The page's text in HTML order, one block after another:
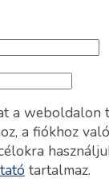
a weboldalon
a fiókhoz
tartalmaz.